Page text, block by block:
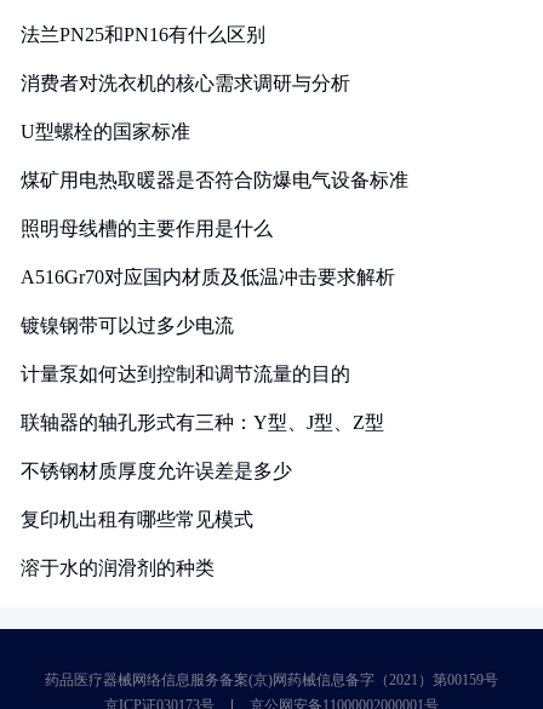
法兰PN25和PN16有什么区别
消费者对洗衣机的核心需求调研与分析
U型螺栓的国家标准
煤矿用电热取暖器是否符合防爆电气设备标准
照明母线槽的主要作用是什么
A516Gr70对应国内材质及低温冲击要求解析
镀镍钢带可以过多少电流
计量泵如何达到控制和调节流量的目的
联轴器的轴孔形式有三种：Y型、J型、Z型
不锈钢材质厚度允许误差是多少
复印机出租有哪些常见模式
溶于水的润滑剂的种类
药品医疗器械网络信息服务备案(京)网药械信息备字（2021）第00159号
京ICP证030173号
京公网安备11000002000001号